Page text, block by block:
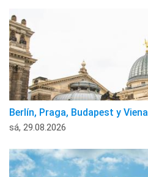
Berlín, Praga, Budapest y Viena
sá, 29.08.2026